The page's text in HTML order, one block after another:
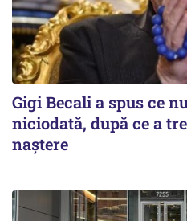
Gigi Becali a spus ce
niciodată, după ce a
naştere